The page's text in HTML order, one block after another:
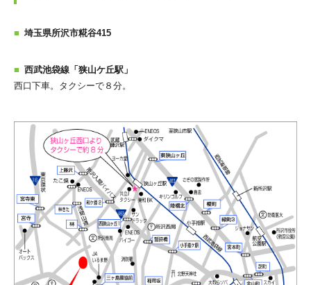
埼玉県所沢市糀谷415
西武池袋線「狭山ケ丘駅」
西口下車。タクシーで８分。